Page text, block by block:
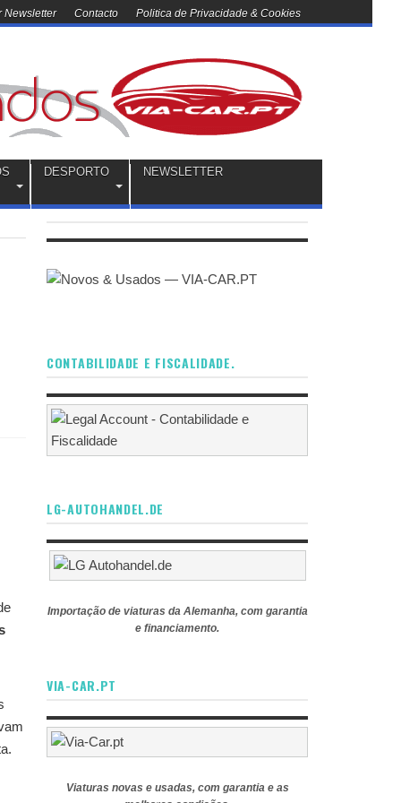
Newsletter Contacto Politica de Privacidade & Cookies
DESPORTO NEWSLETTER
CONTABILIDADE E FISCALIDADE.
LG-AUTOHANDEL.DE
Importação de viaturas da Alemanha, com garantia
e financiamento.
VIA-CAR.PT
Viaturas novas e usadas, com garantia e as